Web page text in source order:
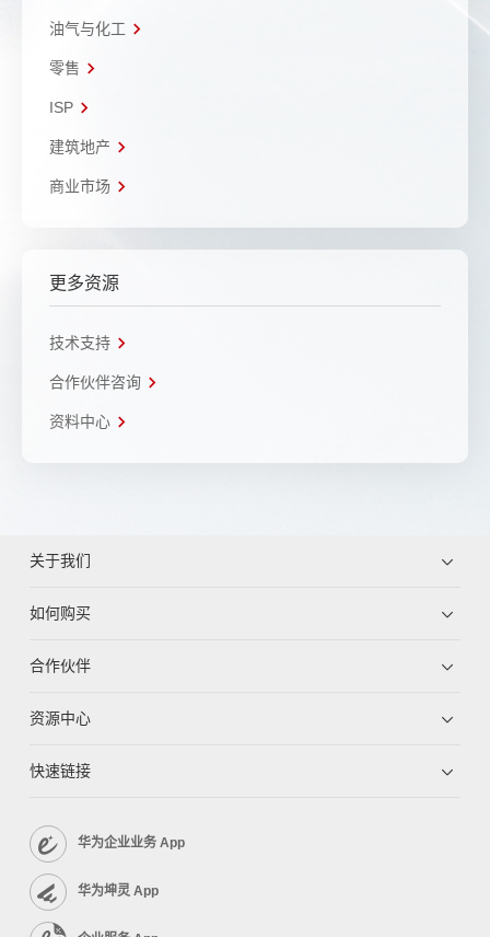
油气与化工
零售
ISP
建筑地产
商业市场
更多资源
技术支持
合作伙伴咨询
资料中心
关于我们
如何购买
合作伙伴
资源中心
快速链接
华为企业业务 App
华为坤灵 App